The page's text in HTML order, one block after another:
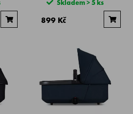
Skladem > 5 ks
899 Kč